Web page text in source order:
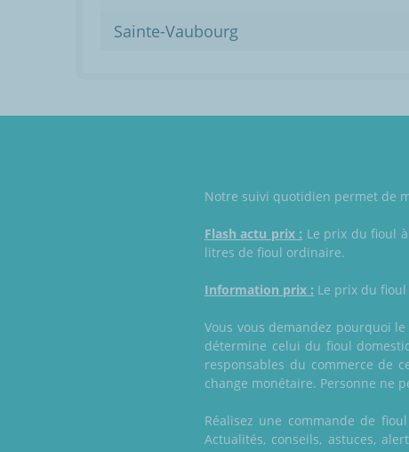
Sainte-Vaubourg
Notre suivi quotidien permet de
Flash actu prix : Le prix du fioul
litres de fioul ordinaire.
Information prix : Le prix du
Vous vous demandez pourquoi
détermine celui du fioul
responsables du commerce de
change monétaire. Personne ne
Réalisez une commande de
Actualités, conseils, astuces,